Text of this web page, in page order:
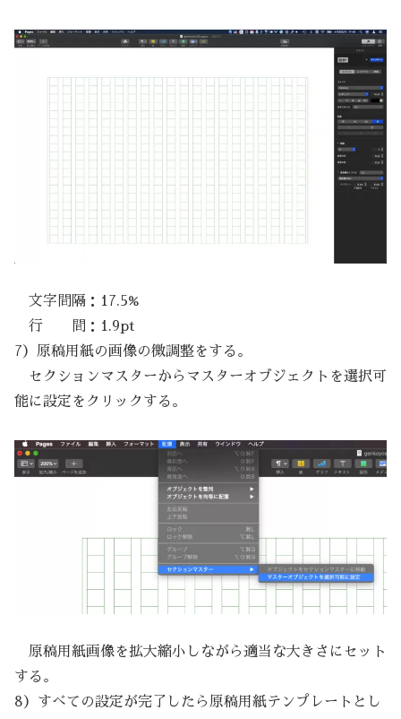
文字間隔：17.5%
行 間：1.9pt
7）原稿用紙の画像の微調整をする。
セクションマスターからマスターオブジェクトを選択可
能に設定をクリックする。
原稿用紙画像を拡大縮小しながら適当な大きさにセット
する。
8）すべての設定が完了したら原稿用紙テンプレートとし